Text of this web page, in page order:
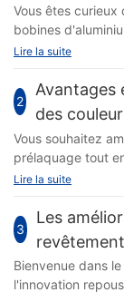
Vous êtes
bobines
essentiel dans
devez savoir sur
d'aluminium, de
leurs avantages
découvrir les
cruciale. Lignes
vous devez savoir
de fabrication
l'automobile à la
appliquer un
d'aluminium, leur
esthétique
Lire la suite
2
Avantages
des
continu
Vous souhaitez
prélaquage tout
plus ! Dans cet
votre ligne de
générale de vos
les déchets,
clé pour faire
Rejoignez-nous
Lire la suite
3
Les
progresser
Bienvenue dans
l'innovation